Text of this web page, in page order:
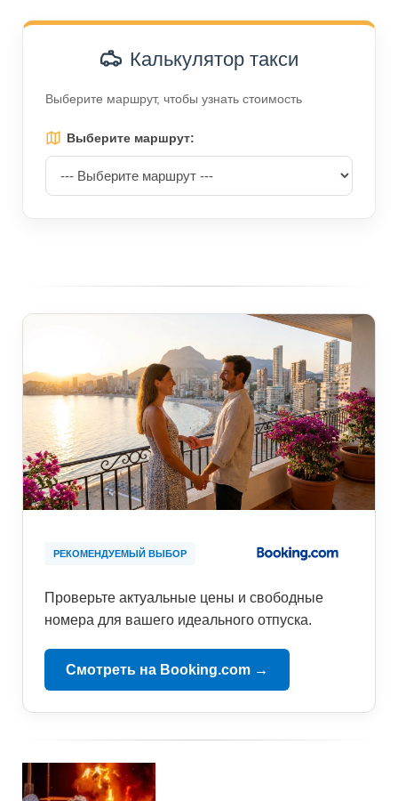
Калькулятор такси
Выберите маршрут, чтобы узнать стоимость
Выберите маршрут:
РЕКОМЕНДУЕМЫЙ ВЫБОР
Проверьте актуальные цены и свободные
номера для вашего идеального отпуска.
Смотреть на Booking.com →